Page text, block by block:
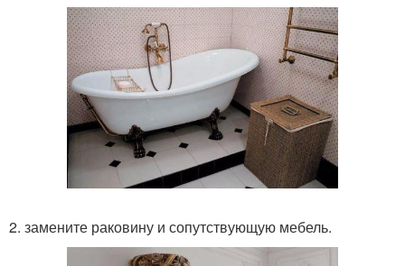
2. замените раковину и сопутствующую мебель.